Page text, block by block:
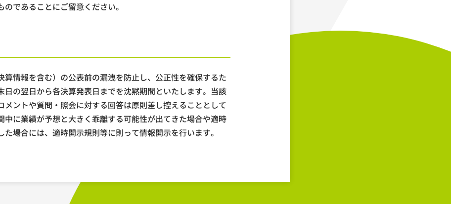
であることにご留意ください。
算情報を含む）の公表前の漏洩を防止し、公正性を確保するた
日の翌日から各決算発表日までを沈黙期間といたします。当該
メントや質問・照会に対する回答は原則差し控えることとして
中に業績が予想と大きく乖離する可能性が出てきた場合や適時
場合には、適時開示規則等に則って情報開示を行います。